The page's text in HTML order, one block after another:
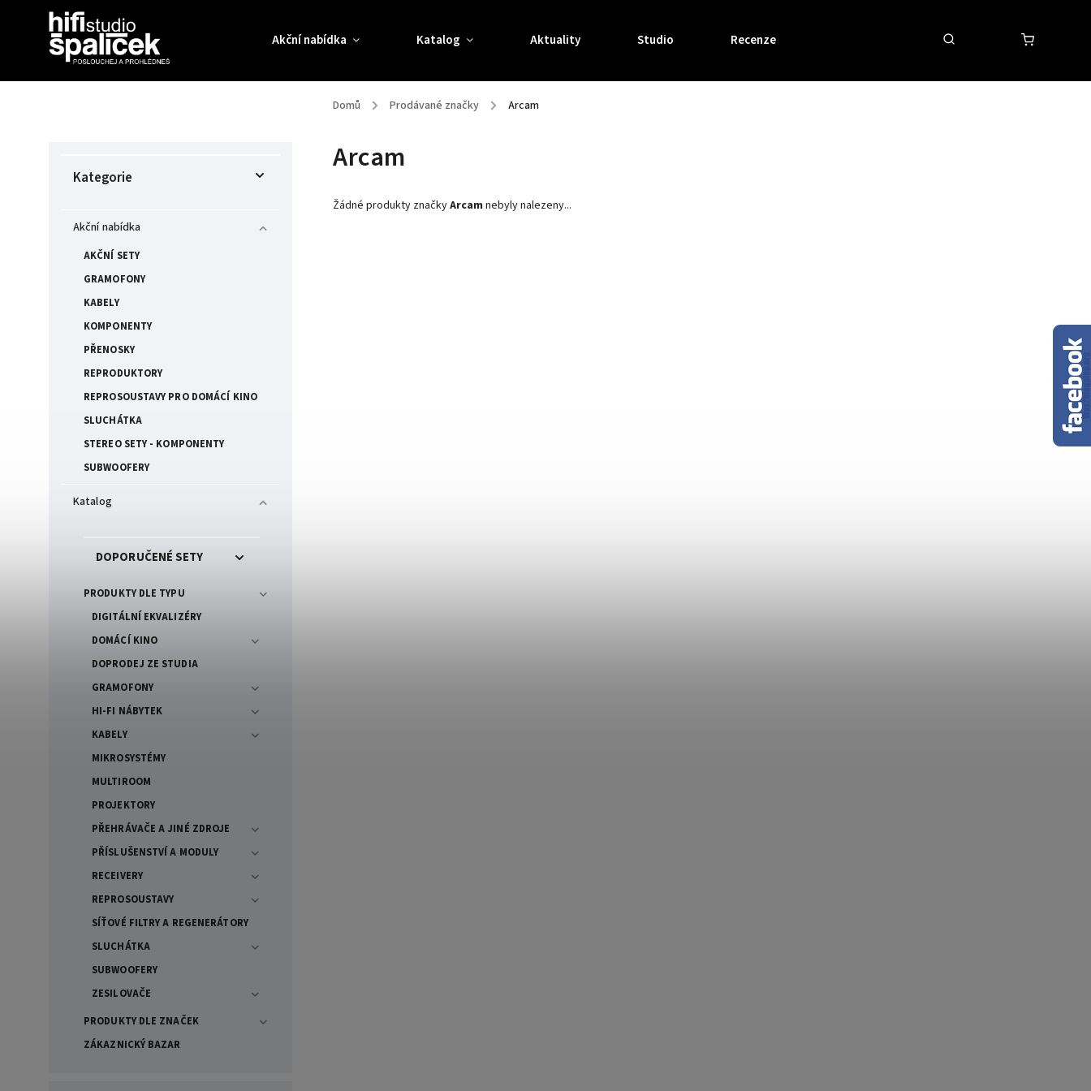
Akční nabídka Katalog Aktuality Studio Recenze Kontakty
Domů / Prodávané značky / Arcam
Kategorie
Akční nabídka
AKČNÍ SETY
GRAMOFONY
KABELY
KOMPONENTY
PŘENOSKY
REPRODUKTORY
REPROSOUSTAVY PRO DOMÁCÍ KINO
SLUCHÁTKA
STEREO SETY - KOMPONENTY
SUBWOOFERY
Katalog
DOPORUČENÉ SETY
PRODUKTY DLE TYPU
DIGITÁLNÍ EKVALIZÉRY
DOMÁCÍ KINO
DOPRODEJ ZE STUDIA
GRAMOFONY
HI-FI NÁBYTEK
KABELY
MIKROSYSTÉMY
MULTIROOM
PROJEKTORY
PŘEHRÁVAČE A JINÉ ZDROJE
PŘÍSLUŠENSTVÍ A MODULY
RECEIVERY
REPROSOUSTAVY
SÍŤOVÉ FILTRY A REGENERÁTORY
SLUCHÁTKA
SUBWOOFERY
ZESILOVAČE
PRODUKTY DLE ZNAČEK
ZÁKAZNICKÝ BAZAR
Arcam
Žádné produkty značkyArcam nebyly nalezeny...